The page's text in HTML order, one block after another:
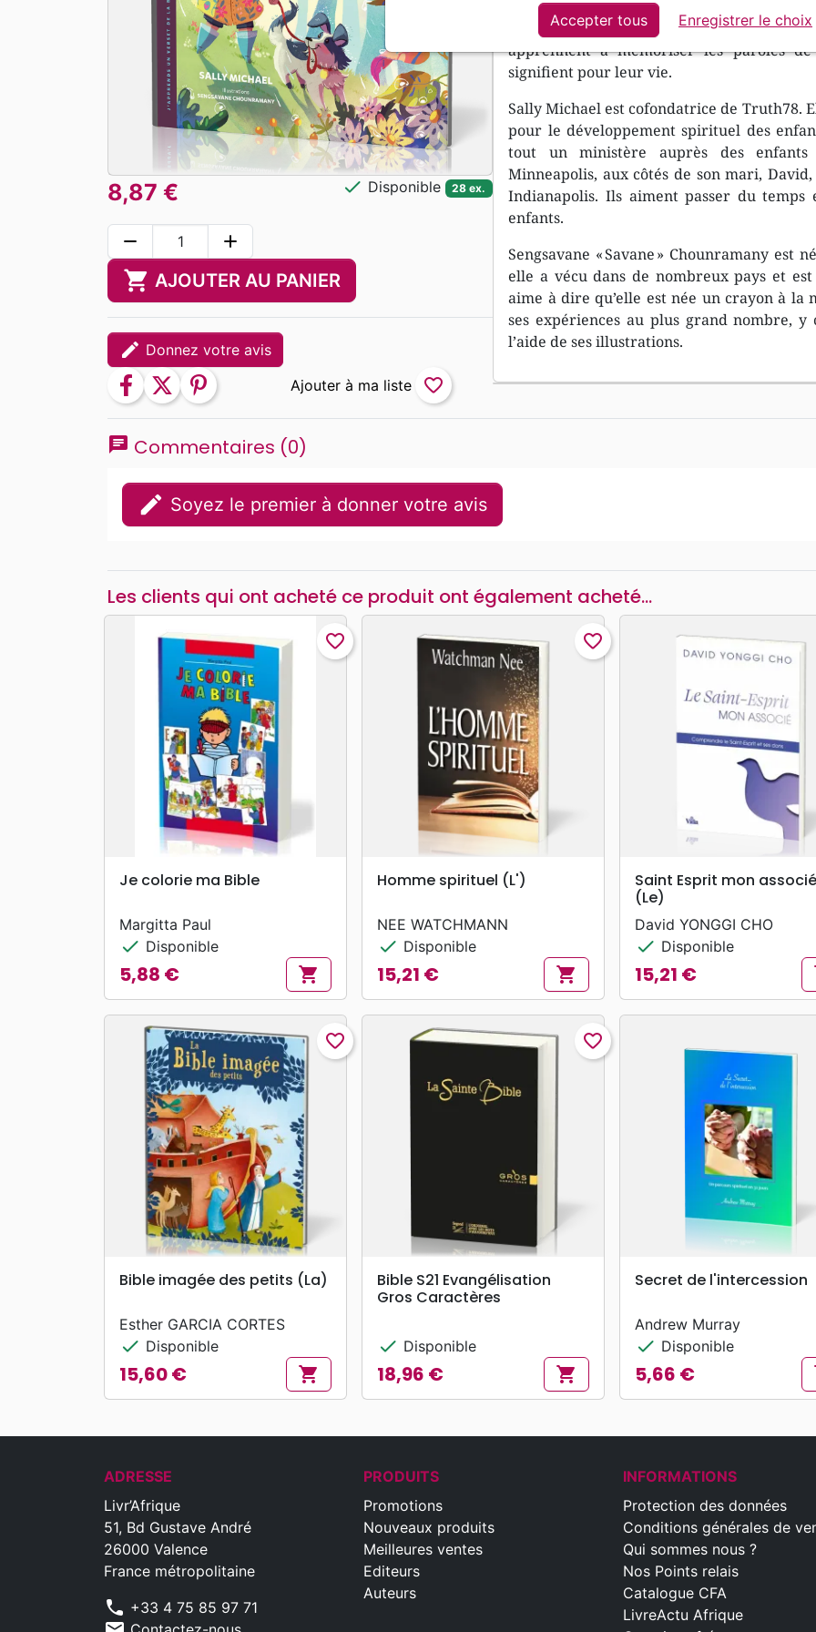
Avec les livres de la collection «
apprennent à mémoriser les paroles
signifient pour leur vie.
Sally Michael est cofondatrice de Truth78.
pour le développement spirituel des
tout un ministère auprès des enfants
Minneapolis, aux côtés de son mari,
Indianapolis. Ils aiment passer du
enfants.
Sengsavane « Savane » Chounramany est
elle a vécu dans de nombreux pays et
aime à dire qu’elle est née un crayon à
ses expériences au plus grand nombre,
l’aide de ses illustrations.
8,87 € check Disponible 28 ex.
remove add
shopping_cart AJOUTER AU PANIER
edit Donnez votre avis
facebook twitter pinterest favorite_border
chat Commentaires (0)
edit Soyez le premier à donner votre avis
Les clients qui ont acheté ce produit ont également acheté...
search APERÇU RAPIDE
favorite_border
Je colorie ma Bible
Margitta Paul
check Disponible
Prix
5,88 € shopping_cart
search APERÇU RAPIDE
favorite_border
Homme spirituel (L')
NEE WATCHMANN
check Disponible
Prix
15,21 € shopping_cart
search APERÇU RAPIDE
Saint Esprit mon associé
(Le)
David YONGGI CHO
check Disponible
Prix
15,21 €
search APERÇU RAPIDE
favorite_border
Bible imagée des petits (La)
Esther GARCIA CORTES
check Disponible
Prix
15,60 € shopping_cart
searchAPERÇU RAPIDE
favorite_border
Bible S21 Evangélisation
Gros Caractères
check Disponible
Prix
18,96 € shopping_cart
searchAPERÇU RAPIDE
Secret de l'intercession
Andrew Murray
check Disponible
Prix
5,66 €
ADRESSE
Livr’Afrique
51, Bd Gustave André
26000 Valence
France métropolitaine
phone +33 4 75 85 97 71
PRODUITS
Promotions
Nouveaux produits
Meilleures ventes
Editeurs
Auteurs
INFORMATIONS
Protection des données
Conditions générales de
Qui sommes nous ?
Nos Points relais
Catalogue CFA
LivreActu Afrique
Accepter tous Enregistrer le choix